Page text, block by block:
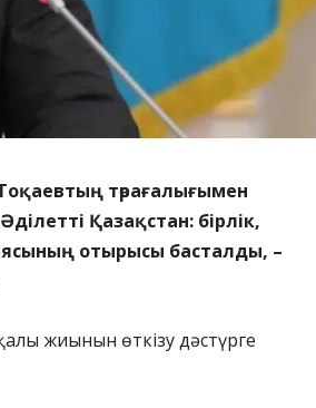
төрағалығымен
Қазақстан: бірлік,
отырысы басталды, –
жиынын өткізу дәстүрге